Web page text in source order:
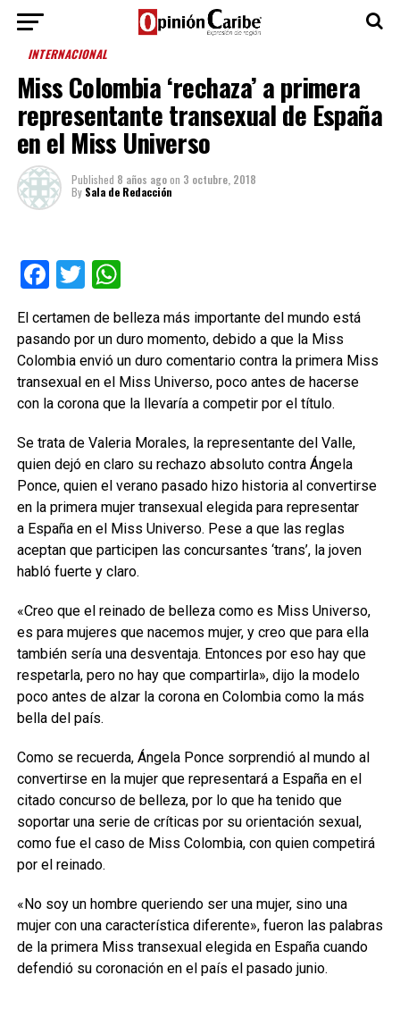
INTERNACIONAL
Miss Colombia ‘rechaza’ a primera
representante transexual de España
en el Miss Universo
Published 8 años agoon 3 octubre, 2018
By Sala de Redacción
Facebook
TwitterWhatsApp
El certamen de belleza más importante del mundo está
pasando por un duro momento, debido a que la Miss
Colombia envió un duro comentario contra la primera Miss
transexual en el Miss Universo, poco antes de hacerse
con la corona que la llevaría a competir por el título.
Se trata de Valeria Morales, la representante del Valle,
quien dejó en claro su rechazo absoluto contra Ángela
Ponce, quien el verano pasado hizo historia al convertirse
en la primera mujer transexual elegida para representar
a España en el Miss Universo. Pese a que las reglas
aceptan que participen las concursantes ‘trans’, la joven
habló fuerte y claro.
«Creo que el reinado de belleza como es Miss Universo,
es para mujeres que nacemos mujer, y creo que para ella
también sería una desventaja. Entonces por eso hay que
respetarla, pero no hay que compartirla», dijo la modelo
poco antes de alzar la corona en Colombia como la más
bella del país.
Como se recuerda, Ángela Ponce sorprendió al mundo al
convertirse en la mujer que representará a España en el
citado concurso de belleza, por lo que ha tenido que
soportar una serie de críticas por su orientación sexual,
como fue el caso de Miss Colombia, con quien competirá
por el reinado.
«No soy un hombre queriendo ser una mujer, sino una
mujer con una característica diferente», fueron las palabras
de la primera Miss transexual elegida en España cuando
defendió su coronación en el país el pasado junio.